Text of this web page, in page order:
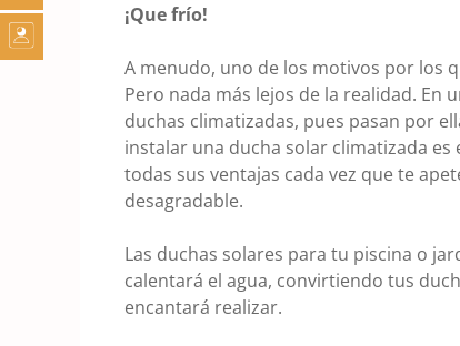
¡Que frío!
A menudo, uno de los motivos por los
Pero nada más lejos de la realidad.
duchas climatizadas, pues pasan por
instalar una ducha solar climatizada
todas sus ventajas cada vez que te
desagradable.
Las duchas solares para tu piscina o
calentará el agua, convirtiendo tus
encantará realizar.